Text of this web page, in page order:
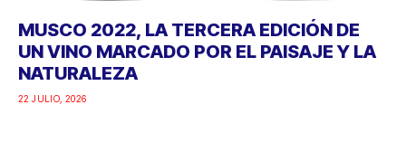
MUSCO 2022, LA TERCERA EDICIÓN DE
UN VINO MARCADO POR EL PAISAJE Y LA
NATURALEZA
22 JULIO, 2026